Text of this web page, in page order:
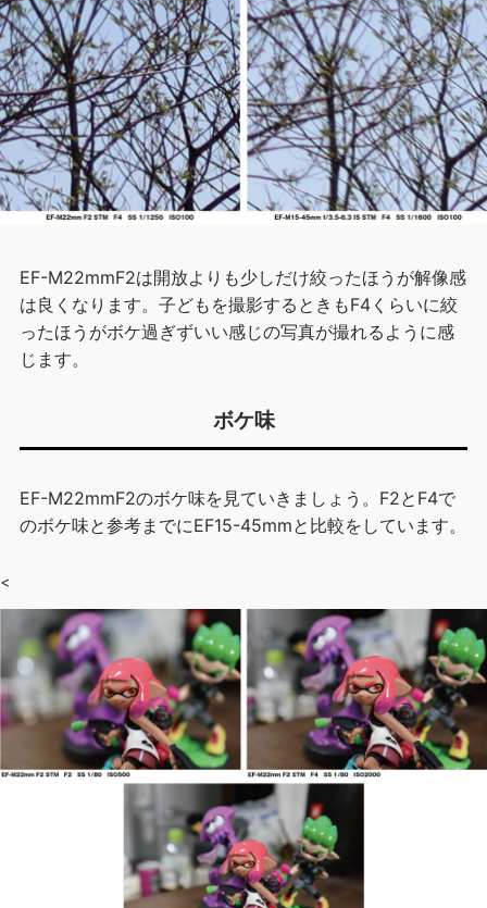
EF-M22mmF2は開放よりも少しだけ絞ったほうが解像感
は良くなります。子どもを撮影するときもF4くらいに絞
ったほうがボケ過ぎずいい感じの写真が撮れるように感
じます。
ボケ味
EF-M22mmF2のボケ味を見ていきましょう。F2とF4で
のボケ味と参考までにEF15-45mmと比較をしています。
<